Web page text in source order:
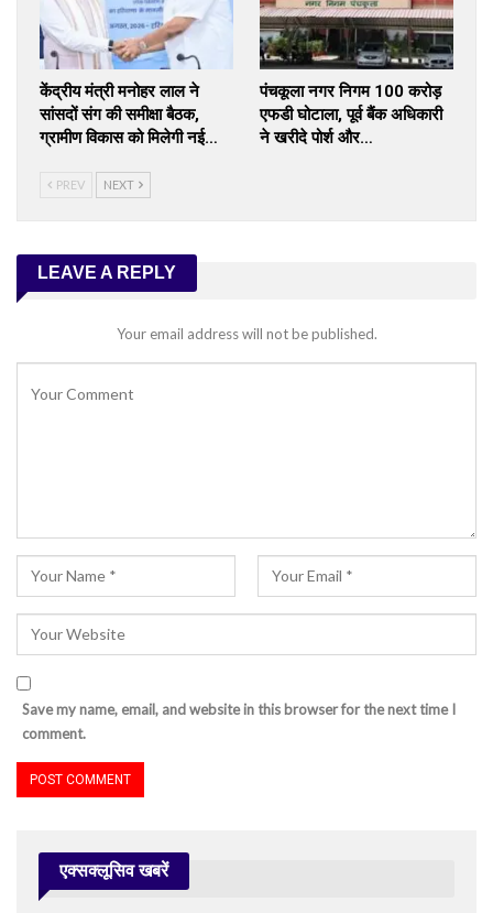
केंद्रीय मंत्री मनोहर लाल ने
सांसदों संग की समीक्षा बैठक,
ग्रामीण विकास को मिलेगी नई…
पंचकूला नगर निगम 100 करोड़
एफडी घोटाला, पूर्व बैंक अधिकारी
ने खरीदे पोर्श और…
PREV NEXT
LEAVE A REPLY
Your email address will not be published.
Save my name, email, and website in this browser for the next time I
comment.
एक्सक्लूसिव खबरें